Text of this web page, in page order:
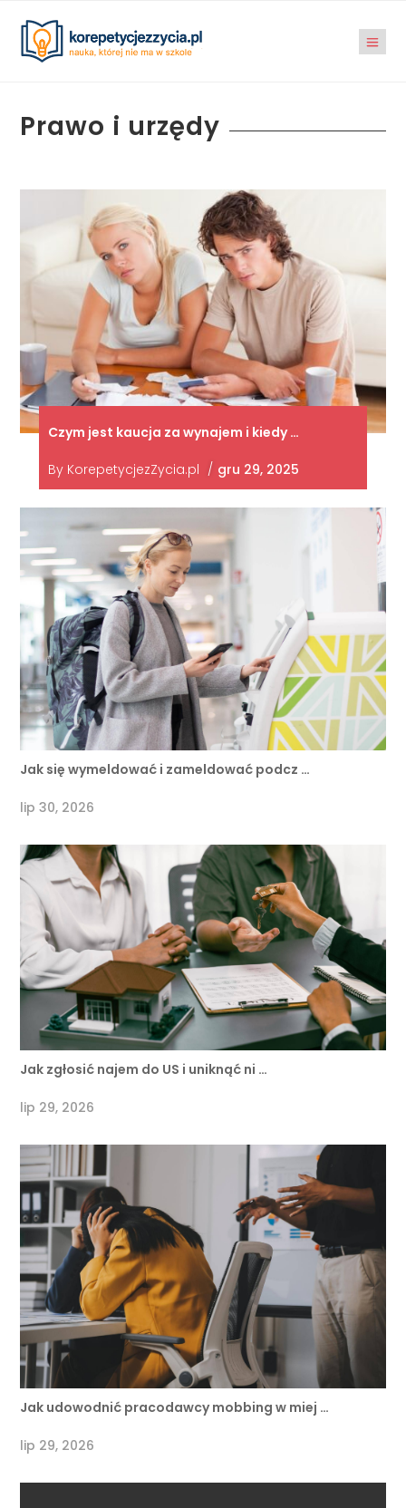
Prawo i urzędy
Czym jest kaucja za wynajem i kiedy …
By KorepetycjezZycia.pl / gru 29, 2025
Jak się wymeldować i zameldować podcz …
lip 30, 2026
Jak zgłosić najem do US i uniknąć ni …
lip 29, 2026
Jak udowodnić pracodawcy mobbing w miej …
lip 29, 2026